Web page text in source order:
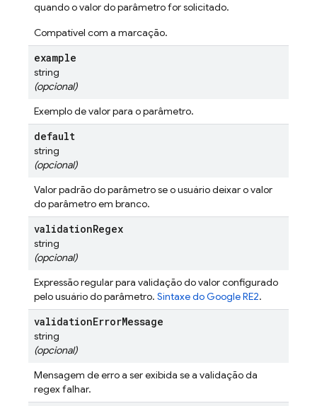
quando o valor do parâmetro for solicitado.
Compatível com a marcação.
example
string
(opcional)
Exemplo de valor para o parâmetro.
default
string
(opcional)
Valor padrão do parâmetro se o usuário deixar o valor
do parâmetro em branco.
validationRegex
string
(opcional)
Expressão regular para validação do valor configurado
pelo usuário do parâmetro. Sintaxe do Google RE2.
validationErrorMessage
string
(opcional)
Mensagem de erro a ser exibida se a validação da
regex falhar.